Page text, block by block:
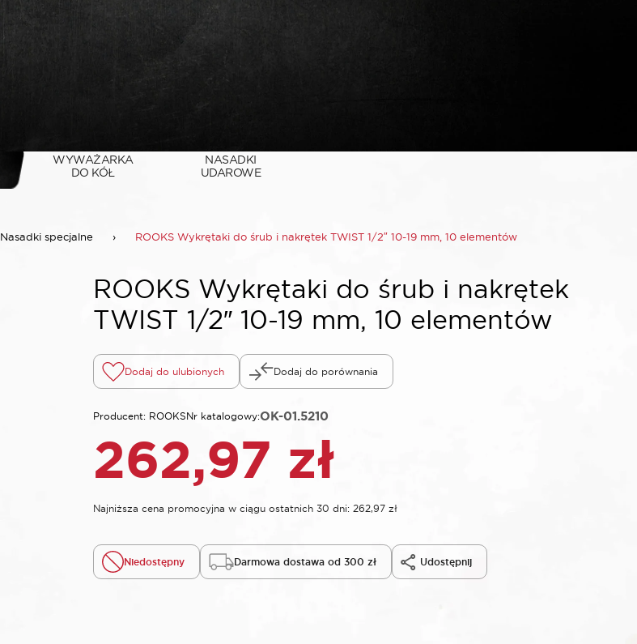
WYWAŻARKA
DO KÓŁ
NASADKI
UDAROWE
Nasadki specjalne › ROOKS Wykrętaki do śrub i nakrętek TWIST 1/2″ 10-19 mm, 10 elementów
ROOKS Wykrętaki do śrub i nakrętek
TWIST 1/2″ 10-19 mm, 10 elementów
Dodaj do ulubionych Dodaj do porównania
Producent: ROOKSNr katalogowy:OK-01.5210
262,97 zł
Najniższa cena promocyjna w ciągu ostatnich 30 dni: 262,97 zł
Niedostępny Darmowa dostawa od 300 zł Udostępnij